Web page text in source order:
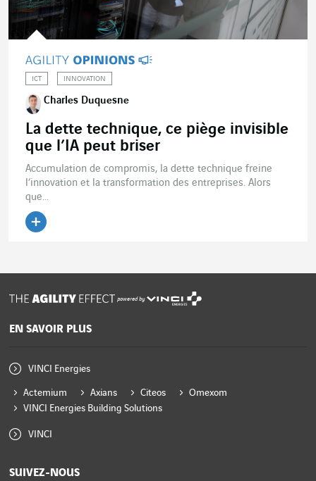
ICT INNOVATION
Charles Duquesne
La dette technique, ce piège invisible
que l’IA peut briser
Accumulation de compromis, la dette technique freine
l’innovation et la transformation des entreprises. Alors
que...
powered by
EN SAVOIR PLUS
VINCI Energies
Actemium Axians Citeos
Omexom
VINCI Energies Building Solutions
VINCI
SUIVEZ-NOUS